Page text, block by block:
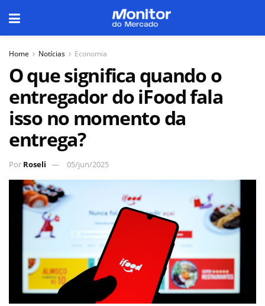
Home Notícias Economia
O que significa quando o
entregador do iFood fala
isso no momento da
entrega?
Por Roseli 05/jun/2025